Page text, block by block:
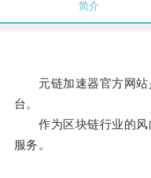
简介
元链加速器官方网站
台。
作为区块链行业的风
服务。